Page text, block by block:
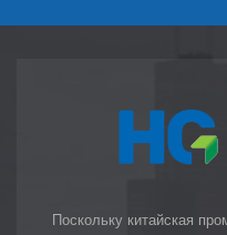
Поскольку китайская